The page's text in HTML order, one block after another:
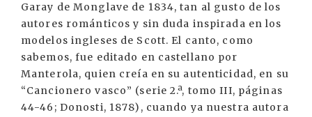
Garay de Monglave de 1834, tan al gusto de los
autores románticos y sin duda inspirada en los
modelos ingleses de Scott. El canto, como
sabemos, fue editado en castellano por
Manterola, quien creía en su autenticidad, en su
“Cancionero vasco” (serie 2.ª, tomo III, páginas
44-46; Donosti, 1878), cuando ya nuestra autora